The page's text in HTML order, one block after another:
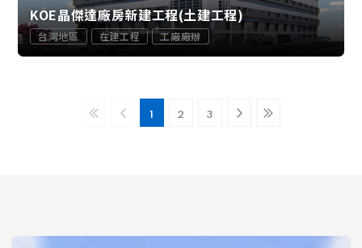
KOE晶傑達廠房新建工程(土建工程)
台灣地區 在建工程 工廠廠辦
1 2 3